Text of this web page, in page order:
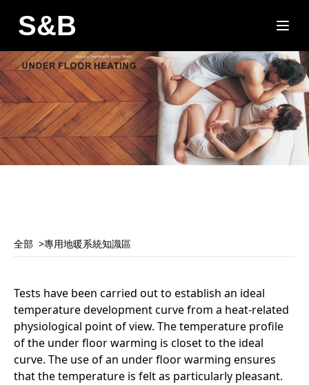
S&B
全部 專用地暖系統知識區
Tests have been carried out to establish an ideal
temperature development curve from a heat-related
physiological point of view. The temperature profile
of the under floor warming is closet to the ideal
curve. The use of an under floor warming ensures
that the temperature is felt as particularly pleasant.